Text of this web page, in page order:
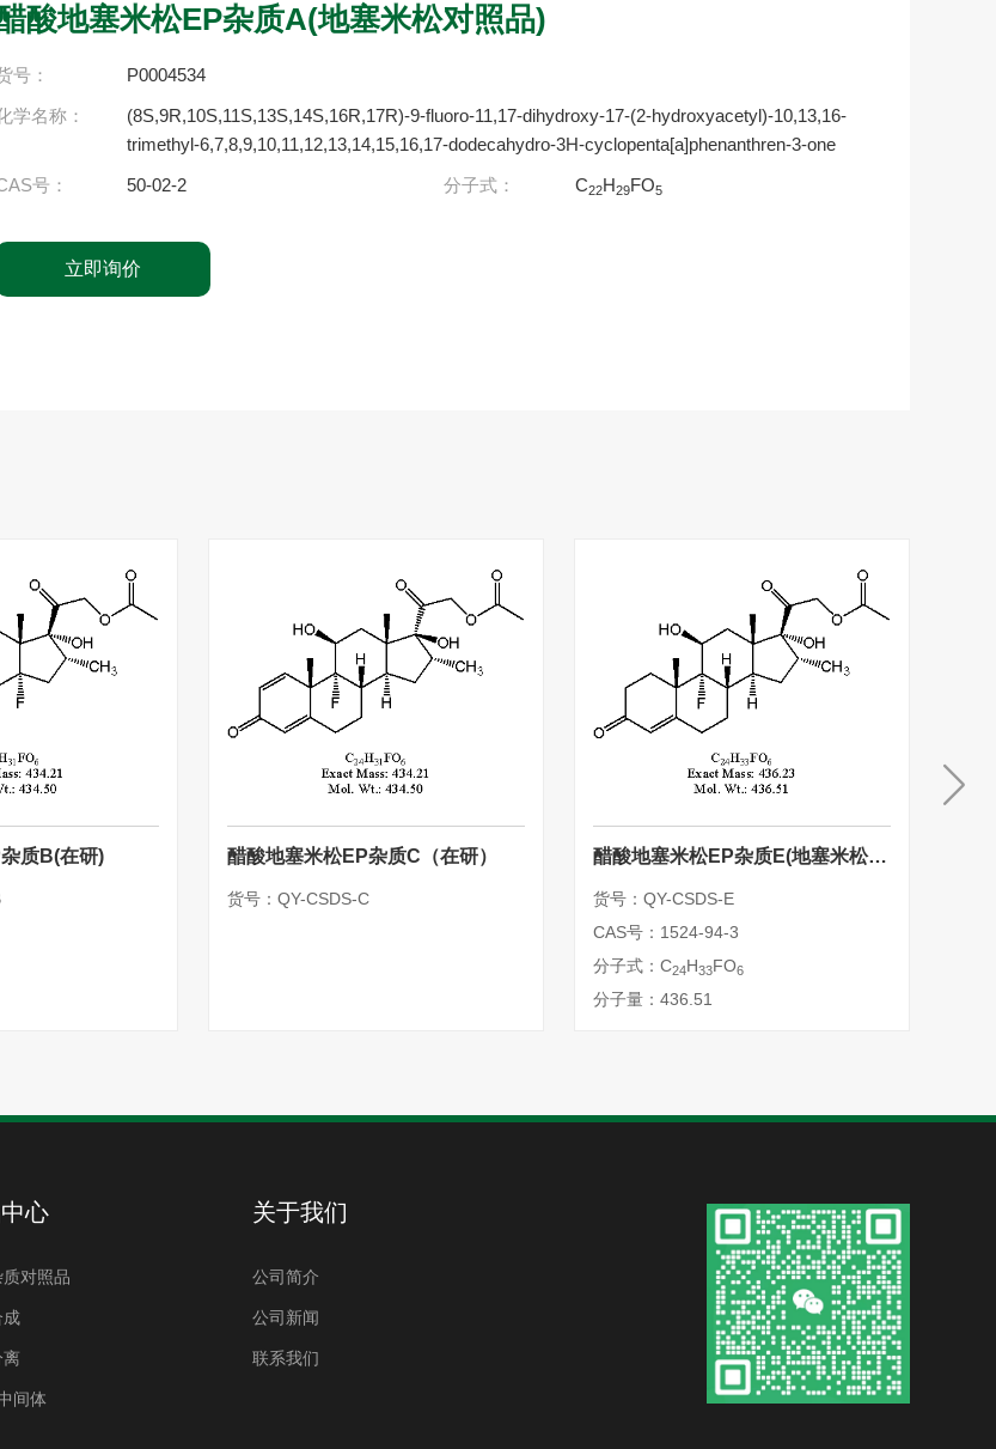
酸地塞米松EP杂质A(地塞米松对照品)
号：
P0004534
学名称：
(8S,9R,10S,11S,13S,14S,16R,17R)-9-fluoro-11,17-dihydroxy-17-(2-hydroxyacetyl)-10,13,16-
trimethyl-6,7,8,9,10,11,12,13,14,15,16,17-dodecahydro-3H-cyclopenta[a]phenanthren-3-one
号：
50-02-2 分子式： C22H29FO5
立即询价
质B(在研) 醋酸地塞米松EP杂质C（在研）
货号：QY-CSDS-C
醋酸地塞米松EP杂质E(地塞米松杂质19)
货号：QY-CSDS-E
CAS号：1524-94-3
分子式：C24H33FO6
分子量：436.51
心
对照品
成
离
间体
关于我们
公司简介
公司新闻
联系我们